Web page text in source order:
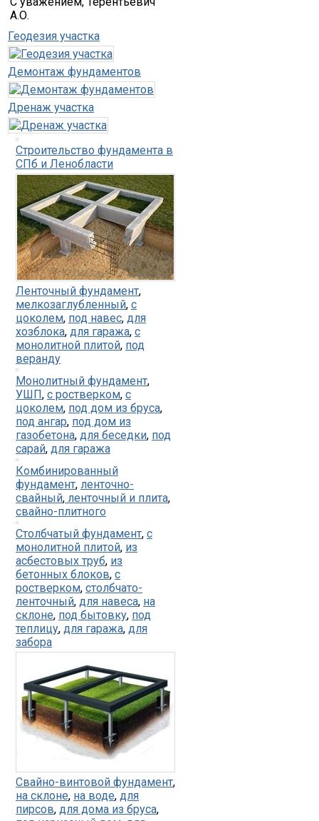
А.О.
Геодезия участка
Демонтаж фундаментов
Дренаж участка
Строительство фундамента в
СПб и Ленобласти
Ленточный фундамент,
мелкозаглубленный, с
цоколем, под навес, для
хозблока, для гаража, с
монолитной плитой, под
веранду
Монолитный фундамент,
УШП, с ростверком, с
цоколем, под дом из бруса,
под ангар, под дом из
газобетона, для беседки, под
сарай, для гаража
Комбинированный
фундамент, ленточно-
свайный, ленточный и плита,
свайно-плитного
Столбчатый фундамент, с
монолитной плитой, из
асбестовых труб, из
бетонных блоков, с
ростверком, столбчато-
ленточный, для навеса, на
склоне, под бытовку, под
теплицу, для гаража, для
забора
Свайно-винтовой фундамент,
на склоне, на воде, для
пирсов, для дома из бруса,